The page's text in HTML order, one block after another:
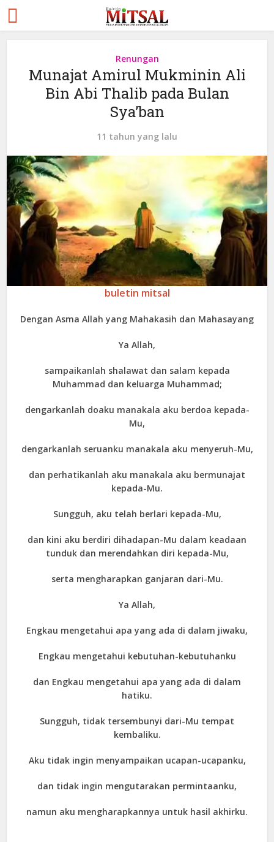
Renungan
Munajat Amirul Mukminin Ali
Bin Abi Thalib pada Bulan
Sya’ban
11 tahun yang lalu
buletin mitsal
Dengan Asma Allah yang Mahakasih dan Mahasayang
Ya Allah,
sampaikanlah shalawat dan salam kepada
Muhammad dan keluarga Muhammad;
dengarkanlah doaku manakala aku berdoa kepada-
Mu,
dengarkanlah seruanku manakala aku menyeruh-Mu,
dan perhatikanlah aku manakala aku bermunajat
kepada-Mu.
Sungguh, aku telah berlari kepada-Mu,
dan kini aku berdiri dihadapan-Mu dalam keadaan
tunduk dan merendahkan diri kepada-Mu,
serta mengharapkan ganjaran dari-Mu.
Ya Allah,
Engkau mengetahui apa yang ada di dalam jiwaku,
Engkau mengetahui kebutuhan-kebutuhanku
dan Engkau mengetahui apa yang ada di dalam
hatiku.
Sungguh, tidak tersembunyi dari-Mu tempat
kembaliku.
Aku tidak ingin menyampaikan ucapan-ucapanku,
dan tidak ingin mengutarakan permintaanku,
namun aku mengharapkannya untuk hasil akhirku.